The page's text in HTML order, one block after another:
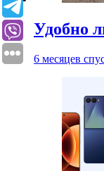
Удобно
6 месяцев